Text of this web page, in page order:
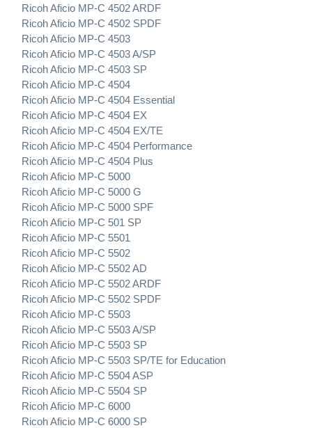
Ricoh Aficio MP-C 4502 ARDF
Ricoh Aficio MP-C 4502 SPDF
Ricoh Aficio MP-C 4503
Ricoh Aficio MP-C 4503 A/SP
Ricoh Aficio MP-C 4503 SP
Ricoh Aficio MP-C 4504
Ricoh Aficio MP-C 4504 Essential
Ricoh Aficio MP-C 4504 EX
Ricoh Aficio MP-C 4504 EX/TE
Ricoh Aficio MP-C 4504 Performance
Ricoh Aficio MP-C 4504 Plus
Ricoh Aficio MP-C 5000
Ricoh Aficio MP-C 5000 G
Ricoh Aficio MP-C 5000 SPF
Ricoh Aficio MP-C 501 SP
Ricoh Aficio MP-C 5501
Ricoh Aficio MP-C 5502
Ricoh Aficio MP-C 5502 AD
Ricoh Aficio MP-C 5502 ARDF
Ricoh Aficio MP-C 5502 SPDF
Ricoh Aficio MP-C 5503
Ricoh Aficio MP-C 5503 A/SP
Ricoh Aficio MP-C 5503 SP
Ricoh Aficio MP-C 5503 SP/TE for Education
Ricoh Aficio MP-C 5504 ASP
Ricoh Aficio MP-C 5504 SP
Ricoh Aficio MP-C 6000
Ricoh Aficio MP-C 6000 SP